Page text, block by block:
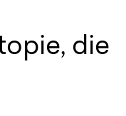
die